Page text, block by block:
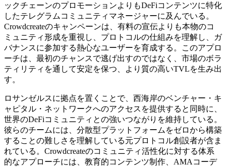
ックチェーンのプロモーションよりもDeFiコンテンツに特化
したテレグラムコミュニティマネージャーに及んでいる。
Crowdcreateのキャンペーンは、有料の宣伝よりも本物のコ
ミュニティ形成を重視し、プロトコルの仕組みを理解し、ガ
バナンスに参加する熱心なユーザーを育成する。このアプロ
ーチは、最初のチャンスで逃げ出すのではなく、市場のボラ
ティリティを通して安定を保つ、より質の高いTVLを生み出
す。
ロサンゼルスに拠点を置くことで、西海岸のベンチャー・キ
ャピタル・ネットワークへのアクセスを提供すると同時に、
世界のDeFiコミュニティとの強いつながりを維持している。
彼らのチームには、分散型プラットフォームをゼロから構築
することの難しさを理解している元プロトコル創設者が含ま
れている。Crowdcreateのコミュニティ活性化に対する体系
的なアプローチには、教育的コンテンツ制作、AMAコーデ